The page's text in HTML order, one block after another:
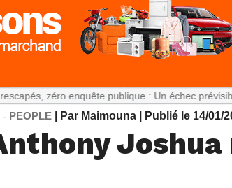
enquête publique : Un échec prévisible
- PEOPLE | Par Maimouna | Publié le 14/01/